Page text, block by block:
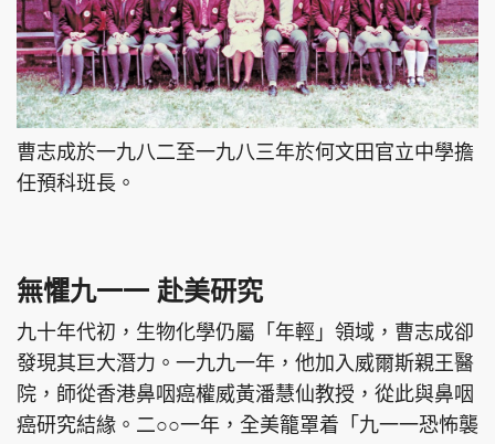
曹志成於一九八二至一九八三年於何文田官立中學擔
任預科班長。
無懼九一一 赴美研究
九十年代初，生物化學仍屬「年輕」領域，曹志成卻
發現其巨大潛力。一九九一年，他加入威爾斯親王醫
院，師從香港鼻咽癌權威黃潘慧仙教授，從此與鼻咽
癌研究結緣。二○○一年，全美籠罩着「九一一恐怖襲